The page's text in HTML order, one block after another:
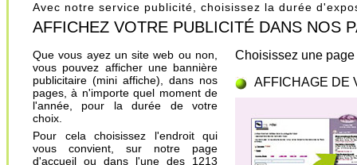
Avec notre service publicité, choisissez la durée
AFFICHEZ VOTRE PUBLICITÉ DANS NOS
Que vous ayez un site web ou non,
vous pouvez afficher une bannière
publicitaire (mini affiche), dans nos
pages, à n'importe quel moment de
l'année, pour la durée de votre
choix.
Pour cela choisissez l'endroit qui
vous convient, sur notre page
d'accueil ou dans l'une des 1213
Choisissez une
AFFICHAGE DE